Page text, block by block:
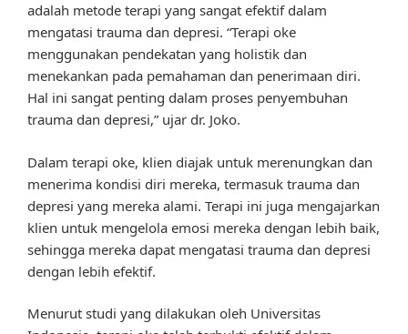
adalah metode terapi yang sangat efektif dalam
mengatasi trauma dan depresi. “Terapi oke
menggunakan pendekatan yang holistik dan
menekankan pada pemahaman dan penerimaan diri.
Hal ini sangat penting dalam proses penyembuhan
trauma dan depresi,” ujar dr. Joko.
Dalam terapi oke, klien diajak untuk merenungkan dan
menerima kondisi diri mereka, termasuk trauma dan
depresi yang mereka alami. Terapi ini juga mengajarkan
klien untuk mengelola emosi mereka dengan lebih baik,
sehingga mereka dapat mengatasi trauma dan depresi
dengan lebih efektif.
Menurut studi yang dilakukan oleh Universitas